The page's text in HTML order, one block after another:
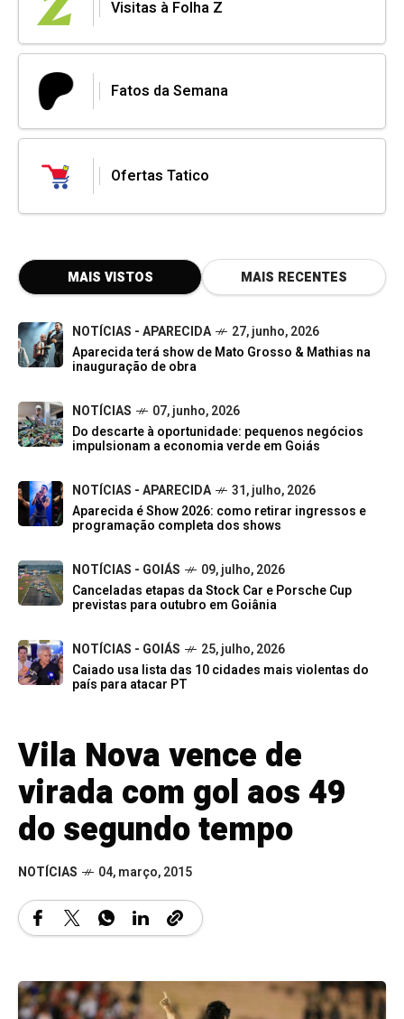
Visitas à Folha Z
Fatos da Semana
Ofertas Tatico
MAIS VISTOS MAIS RECENTES
NOTÍCIAS - APARECIDA
27, junho, 2026
Aparecida terá show de Mato Grosso & Mathias na
inauguração de obra
NOTÍCIAS
07, junho, 2026
Do descarte à oportunidade: pequenos negócios
impulsionam a economia verde em Goiás
NOTÍCIAS - APARECIDA
31, julho, 2026
Aparecida é Show 2026: como retirar ingressos e
programação completa dos shows
NOTÍCIAS - GOIÁS
09, julho, 2026
Canceladas etapas da Stock Car e Porsche Cup
previstas para outubro em Goiânia
NOTÍCIAS - GOIÁS
25, julho, 2026
Caiado usa lista das 10 cidades mais violentas do
país para atacar PT
Vila Nova vence de
virada com gol aos 49
do segundo tempo
NOTÍCIAS 04, março, 2015